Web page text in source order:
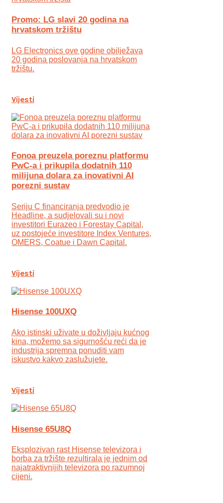
Promo: LG slavi 20 godina na
hrvatskom tržištu
LG Electronics ove godine obilježava
20 godina poslovanja na hrvatskom
tržištu.
Vijesti
Fonoa preuzela poreznu platformu
PwC-a i prikupila dodatnih 110
milijuna dolara za inovativni AI
porezni sustav
Seriju C financiranja predvodio je
Headline, a sudjelovali su i novi
investitori Eurazeo i Forestay Capital,
uz postojeće investitore Index Ventures,
OMERS, Coatue i Dawn Capital.
Vijesti
Hisense 100UXQ
Ako istinski uživate u doživljaju kućnog
kina, možemo sa sigurnošću reći da je
industrija spremna ponuditi vam
iskustvo kakvo zaslužujete.
Vijesti
Hisense 65U8Q
Eksplozivan rast Hisense televizora i
borba za tržište rezultirala je jednim od
najatraktivnijih televizora po razumnoj
cijeni.